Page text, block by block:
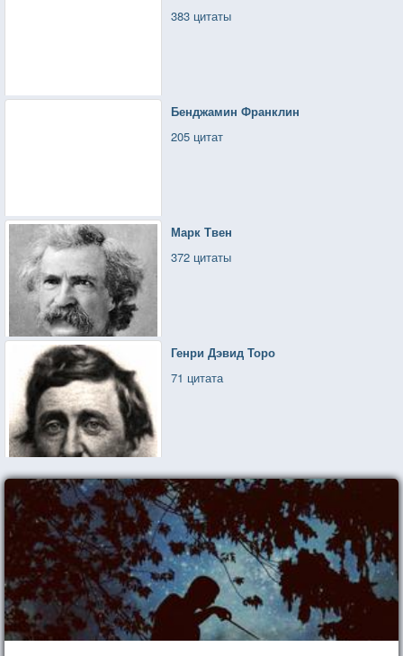
383 цитаты
Бенджамин Франклин
205 цитат
Марк Твен
372 цитаты
Генри Дэвид Торо
71 цитата